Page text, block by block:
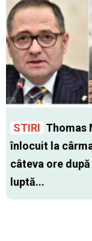
STIRI Thomas
înlocuit la
câteva ore
luptă...